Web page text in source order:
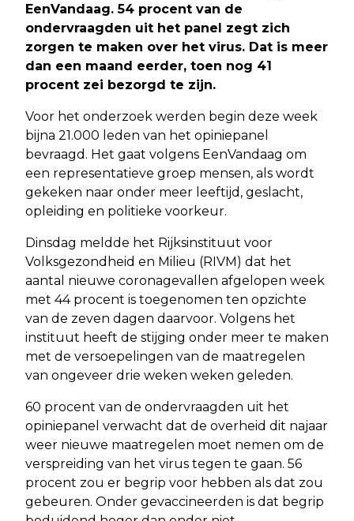
EenVandaag. 54 procent van de
ondervraagden uit het panel zegt zich
zorgen te maken over het virus. Dat is meer
dan een maand eerder, toen nog 41
procent zei bezorgd te zijn.
Voor het onderzoek werden begin deze week
bijna 21.000 leden van het opiniepanel
bevraagd. Het gaat volgens EenVandaag om
een representatieve groep mensen, als wordt
gekeken naar onder meer leeftijd, geslacht,
opleiding en politieke voorkeur.
Dinsdag meldde het Rijksinstituut voor
Volksgezondheid en Milieu (RIVM) dat het
aantal nieuwe coronagevallen afgelopen week
met 44 procent is toegenomen ten opzichte
van de zeven dagen daarvoor. Volgens het
instituut heeft de stijging onder meer te maken
met de versoepelingen van de maatregelen
van ongeveer drie weken weken geleden.
60 procent van de ondervraagden uit het
opiniepanel verwacht dat de overheid dit najaar
weer nieuwe maatregelen moet nemen om de
verspreiding van het virus tegen te gaan. 56
procent zou er begrip voor hebben als dat zou
gebeuren. Onder gevaccineerden is dat begrip